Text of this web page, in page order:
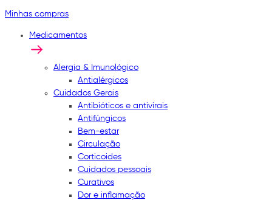
Minhas compras
Medicamentos
Alergia & Imunológico
Antialérgicos
Cuidados Gerais
Antibióticos e antivirais
Antifúngicos
Bem-estar
Circulação
Corticoides
Cuidados pessoais
Curativos
Dor e inflamação